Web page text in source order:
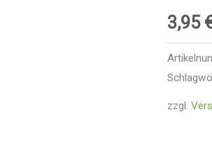
3,95
zzgl.